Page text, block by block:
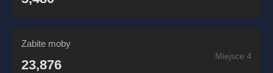
Zabite moby
23,876
Miejsce 4